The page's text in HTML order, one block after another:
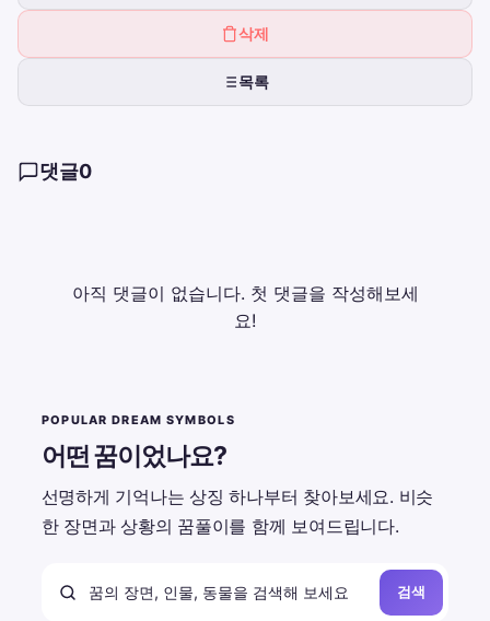
삭제
목록
댓글0
아직 댓글이 없습니다. 첫 댓글을 작성해보세
요!
POPULAR DREAM SYMBOLS
어떤 꿈이었나요?
선명하게 기억나는 상징 하나부터 찾아보세요. 비슷
한 장면과 상황의 꿈풀이를 함께 보여드립니다.
검색